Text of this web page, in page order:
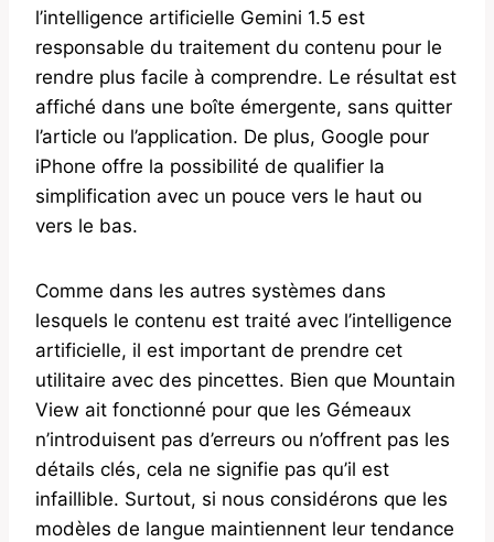
l’intelligence artificielle Gemini 1.5 est
responsable du traitement du contenu pour le
rendre plus facile à comprendre. Le résultat est
affiché dans une boîte émergente, sans quitter
l’article ou l’application. De plus, Google pour
iPhone offre la possibilité de qualifier la
simplification avec un pouce vers le haut ou
vers le bas.
Comme dans les autres systèmes dans
lesquels le contenu est traité avec l’intelligence
artificielle, il est important de prendre cet
utilitaire avec des pincettes. Bien que Mountain
View ait fonctionné pour que les Gémeaux
n’introduisent pas d’erreurs ou n’offrent pas les
détails clés, cela ne signifie pas qu’il est
infaillible. Surtout, si nous considérons que les
modèles de langue maintiennent leur tendance